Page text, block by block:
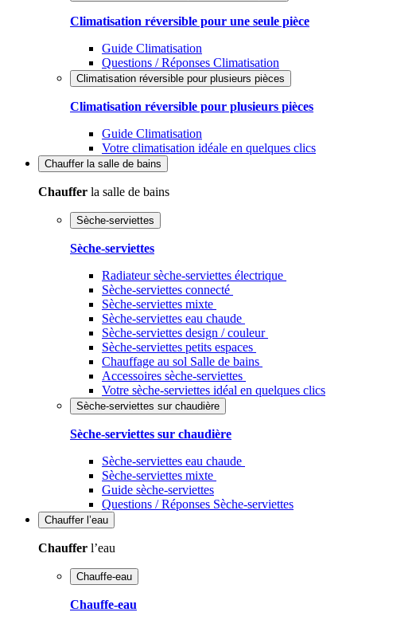
Climatisation réversible pour une seule pièce
Guide Climatisation
Questions / Réponses Climatisation
Climatisation réversible pour plusieurs pièces
Climatisation réversible pour plusieurs pièces
Guide Climatisation
Votre climatisation idéale en quelques clics
Chauffer la salle de bains
Chauffer la salle de bains
Sèche-serviettes
Sèche-serviettes
Radiateur sèche-serviettes électrique
Sèche-serviettes connecté
Sèche-serviettes mixte
Sèche-serviettes eau chaude
Sèche-serviettes design / couleur
Sèche-serviettes petits espaces
Chauffage au sol Salle de bains
Accessoires sèche-serviettes
Votre sèche-serviettes idéal en quelques clics
Sèche-serviettes sur chaudière
Sèche-serviettes sur chaudière
Sèche-serviettes eau chaude
Sèche-serviettes mixte
Guide sèche-serviettes
Questions / Réponses Sèche-serviettes
Chauffer l’eau
Chauffer l’eau
Chauffe-eau
Chauffe-eau